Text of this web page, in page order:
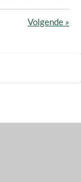
Volgende »